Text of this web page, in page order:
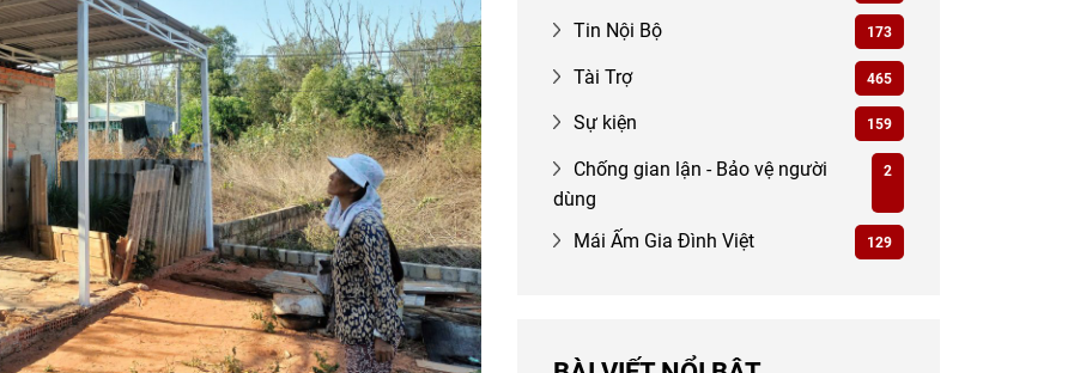
Tin Nội Bộ 173
Tài Trợ 465
Sự kiện 159
Chống gian lận - Bảo vệ người
dùng
2
Mái Ấm Gia Đình Việt 129